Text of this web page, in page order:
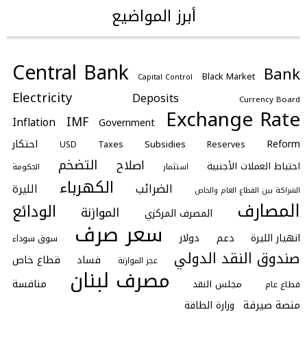
أبرز المواضيع
Bank
Black Market
Capital Control
Central Bank
Currency Board
Deposits
Electricity
Exchange Rate
Government
IMF
Inflation
Reform
Reserves
Subsidies
Taxes
USD احتكار
احتياط العملات الأجنبية استثمار اصلاح التضخم
الحكومة
الشراكة بين القطاع العام والخاص
الضرائب الكهرباء الليرة
المصارف المصرف المركزي الموازنة الودائع
انهيار الليرة دعم دولار سعر صرف سوق سوداء
صندوق النقد الدولي عجز الموازنة فساد قطاع خاص
قطاع عام مجلس النقد مصرف لبنان منافسة
منصة صيرفة وزارة الطاقة